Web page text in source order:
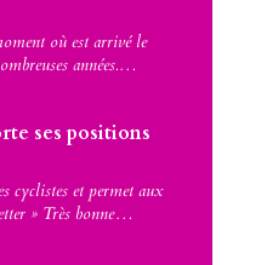
où est arrivé le
années.…
ses positions
cyclistes et permet aux
» Très bonne…